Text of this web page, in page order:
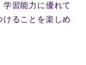
習能力に優れて
ることを楽しめ